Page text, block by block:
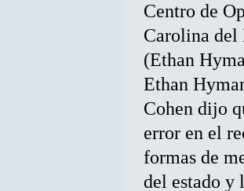
Centro de
Carolina del
(Ethan
Ethan
Cohen dijo
error en el
formas de
del estado y